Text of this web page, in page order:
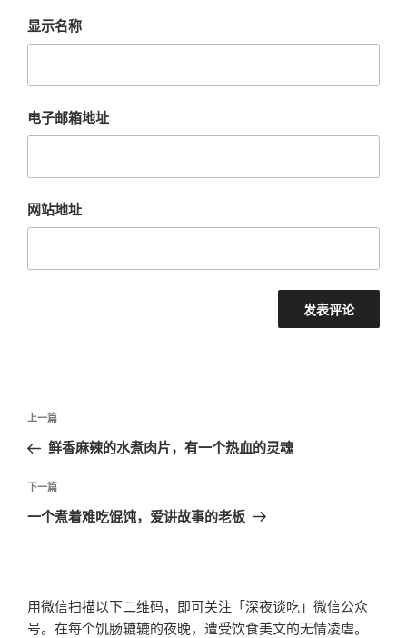
显示名称
电子邮箱地址
网站地址
文
导
航
上
一
文
上一篇
鲜香麻辣的水煮肉片，有一个热血的灵魂
下
一
下一篇
一个煮着难吃馄饨，爱讲故事的老板
用微信扫描以下二维码，即可关注「深夜谈吃」微信公众
号。在每个饥肠辘辘的夜晚，遭受饮食美文的无情凌虐。